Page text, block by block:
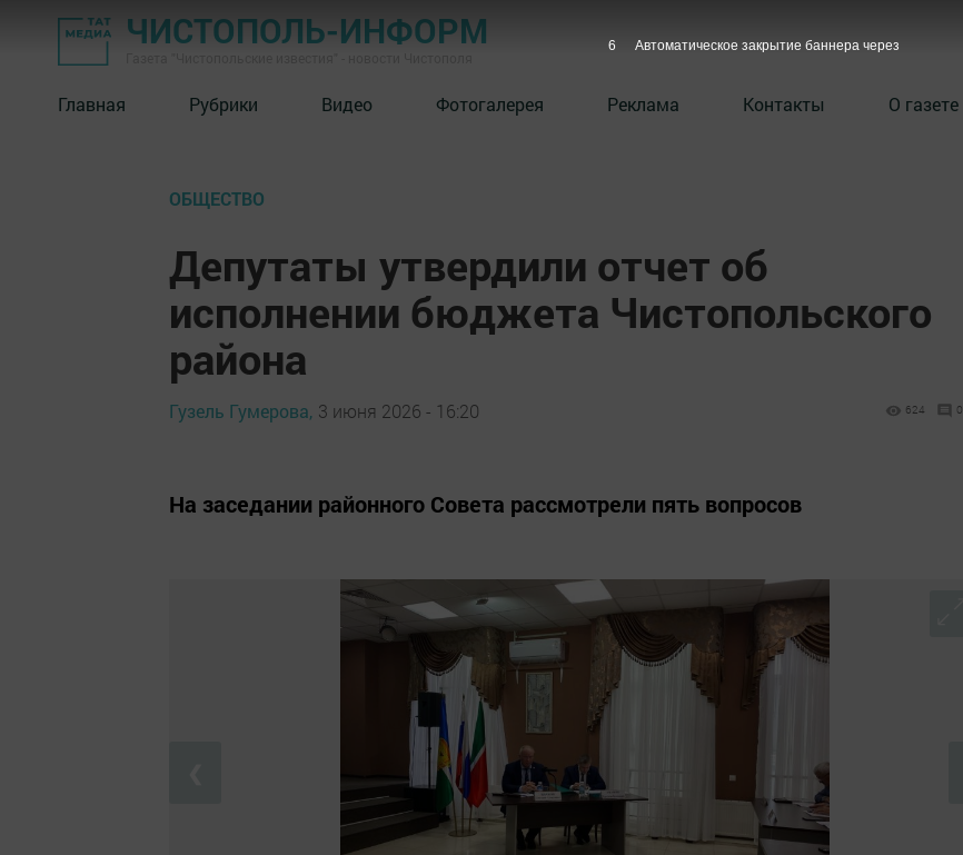
ЧИСТОПОЛЬ-ИНФОРМ
Главная Рубрики Видео Фотогалерея Реклама Контакты О газете
ОБЩЕСТВО
Депутаты утвердили отчет об
исполнении бюджета Чистопольского
района
Гузель Гумерова, 3 июня 2026 - 16:20 624 0
На заседании районного Совета рассмотрели пять вопросов
5 Автоматическое закрытие баннера через